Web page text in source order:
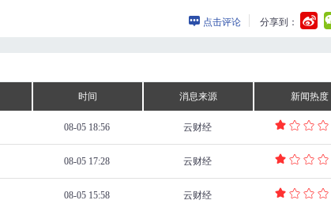
点击评论 分享到：
时间 消息来源 新闻热度
08-05 18:56 云财经
08-05 17:28 云财经
08-05 15:58 云财经